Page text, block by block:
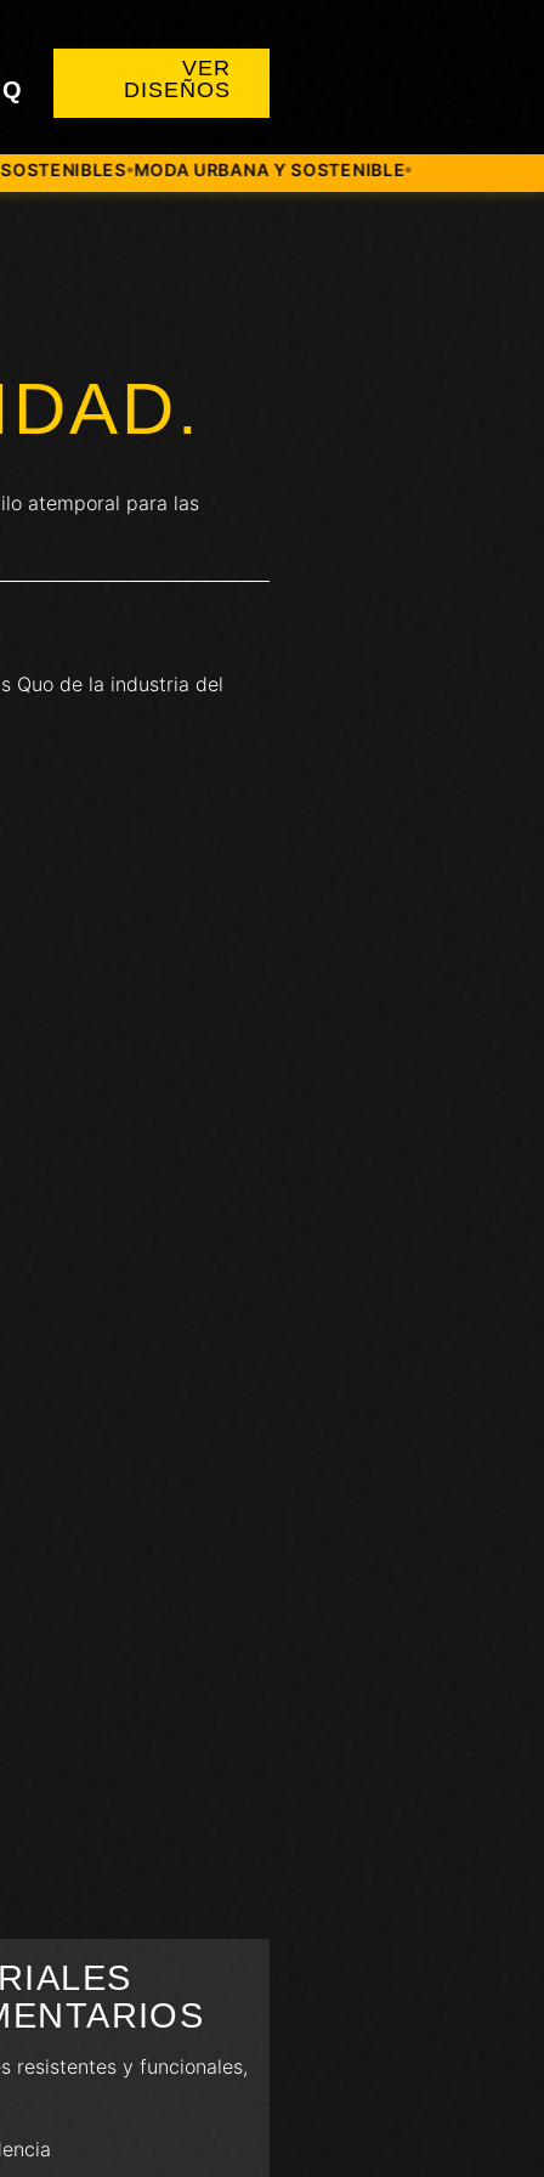
VER
DISEÑOS
SOSTENIBLE●DISEÑADO PARA LA CIUDAD HECHO CON
atemporal para las
Quo de la industria del
resistentes y funcionales,